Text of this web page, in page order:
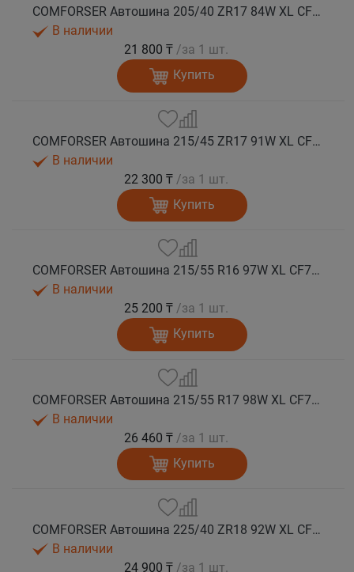
COMFORSER Автошина 205/40 ZR17 84W XL CF710 лето
В наличии
21 800 ₸ /за 1 шт.
Купить
COMFORSER Автошина 215/45 ZR17 91W XL CF710 лето
В наличии
22 300 ₸ /за 1 шт.
Купить
COMFORSER Автошина 215/55 R16 97W XL CF710 лето
В наличии
25 200 ₸ /за 1 шт.
Купить
COMFORSER Автошина 215/55 R17 98W XL CF710 лето
В наличии
26 460 ₸ /за 1 шт.
Купить
COMFORSER Автошина 225/40 ZR18 92W XL CF710 лето
В наличии
24 900 ₸ /за 1 шт.